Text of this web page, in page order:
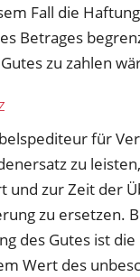
Fall die
Betrages
zu zahlen
für
zu
und zur Zeit der
zu ersetzen.
des Gutes ist
Wert des